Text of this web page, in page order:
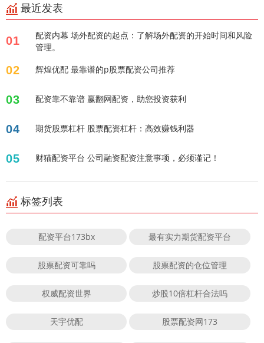
最近发表
01
配资内幕 场外配资的起点：了解场外配资的开始时间和风险
管理。
02 辉煌优配 最靠谱的p股票配资公司推荐
03 配资靠不靠谱 赢翻网配资，助您投资获利
04 期货股票杠杆 股票配资杠杆：高效赚钱利器
05 财猫配资平台 公司融资配资注意事项，必须谨记！
标签列表
配资平台173bx 最有实力期货配资平台
股票配资可靠吗 股票配资的仓位管理
权威配资世界 炒股10倍杠杆合法吗
天宇优配 股票配资网173